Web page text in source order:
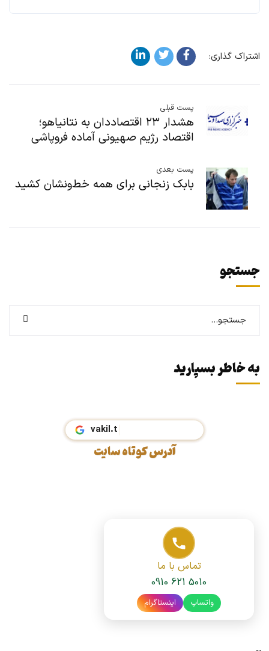
اشتراک گذاری:
پست قبلی
هشدار ۲۳ اقتصاددان به نتانیاهو؛
اقتصاد رژیم صهیونی آماده فروپاشی
پست بعدی
بابک زنجانی برای همه خط‌ونشان کشید
جستجو
به خاطر بسپارید
vaki
آدرس کوتاه سایت
تماس با ما
0910 621 5010
واتساپ اینستاگرام